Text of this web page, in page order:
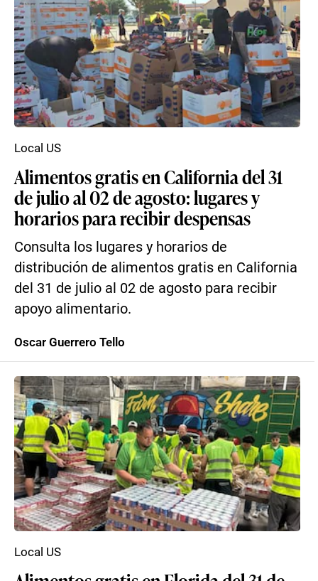
Alimentos gratis en California del 31
de julio al 02 de agosto: lugares y
horarios para recibir despensas
Consulta los lugares y horarios de
distribución de alimentos gratis en California
del 31 de julio al 02 de agosto para recibir
apoyo alimentario.
Local US
Oscar Guerrero Tello
Local US